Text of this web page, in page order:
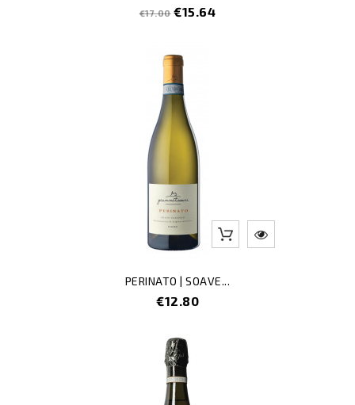
Regular
€17.00 Price
€15.64
PERINATO | SOAVE...
Price
€12.80